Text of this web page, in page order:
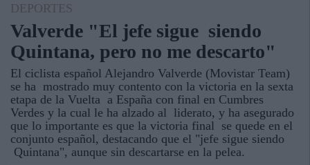
DEPORTES
Valverde "El jefe sigue siendo
Quintana, pero no me descarto"
El ciclista español Alejandro Valverde (Movistar Team)
se ha mostrado muy contento con la victoria en la sexta
etapa de la Vuelta a España con final en Cumbres
Verdes y la cual le ha alzado al liderato, y ha asegurado
que lo importante es que la victoria final se quede en el
conjunto español, destacando que el "jefe sigue siendo
Quintana", aunque sin descartarse en la pelea.